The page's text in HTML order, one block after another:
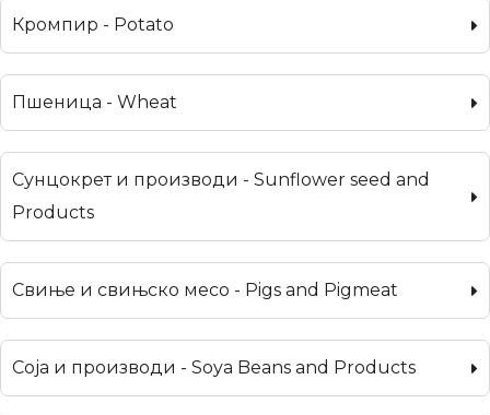
Кромпир - Potato
Пшеница - Wheat
Сунцокрет и производи - Sunflower seed and
Products
Свиње и свињско месо - Pigs and Pigmeat
Соја и производи - Soya Beans and Products